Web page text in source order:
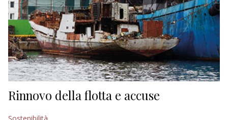
RICERCA
ECONOMIA
TURISMO
CULTURA
NAUTICA
Rinnovo della flotta e accuse